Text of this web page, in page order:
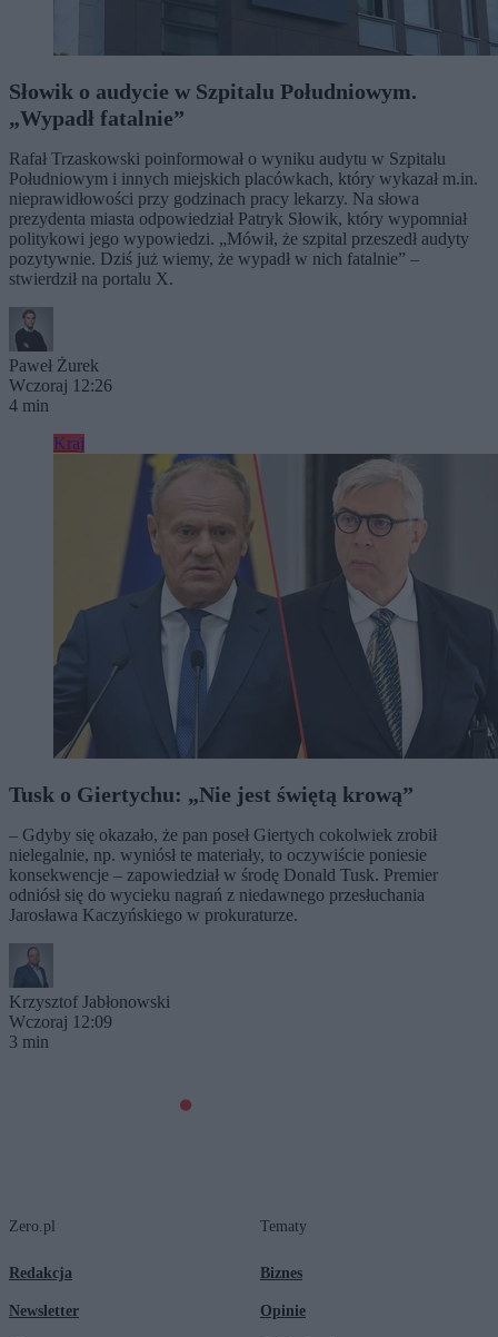
Słowik o audycie w Szpitalu Południowym.
„Wypadł fatalnie”
Rafał Trzaskowski poinformował o wyniku audytu w Szpitalu
Południowym i innych miejskich placówkach, który wykazał m.in.
nieprawidłowości przy godzinach pracy lekarzy. Na słowa
prezydenta miasta odpowiedział Patryk Słowik, który wypomniał
politykowi jego wypowiedzi. „Mówił, że szpital przeszedł audyty
pozytywnie. Dziś już wiemy, że wypadł w nich fatalnie” –
stwierdził na portalu X.
Paweł Żurek
Wczoraj 12:26
4 min
Kraj
Tusk o Giertychu: „Nie jest świętą krową”
– Gdyby się okazało, że pan poseł Giertych cokolwiek zrobił
nielegalnie, np. wyniósł te materiały, to oczywiście poniesie
konsekwencje – zapowiedział w środę Donald Tusk. Premier
odniósł się do wycieku nagrań z niedawnego przesłuchania
Jarosława Kaczyńskiego w prokuraturze.
Krzysztof Jabłonowski
Wczoraj 12:09
3 min
Zero.pl
Redakcja
Newsletter
Tematy
Biznes
Opinie